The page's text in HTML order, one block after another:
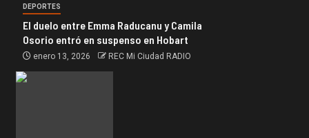
DEPORTES
El duelo entre Emma Raducanu y Camila
Osorio entró en suspenso en Hobart
enero 13, 2026 REC Mi Ciudad RADIO